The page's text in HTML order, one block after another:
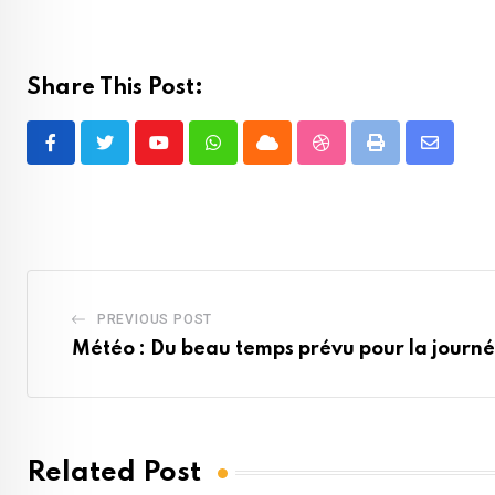
Share This Post:
YoutubeWhatsappCloud StumbleUpon
Print
Share
PREVIOUS POST
Météo : Du beau temps prévu pour la
Related Post